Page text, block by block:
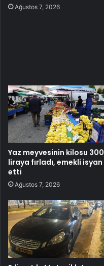
Ağustos 7, 2026
Yaz meyvesinin kilosu 300
liraya fırladı, emekli isyan
etti
Ağustos 7, 2026